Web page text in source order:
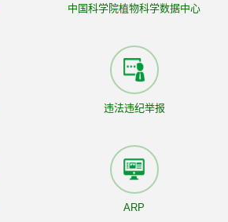
中国科学院植物科学数据中心
违法违纪举报
ARP